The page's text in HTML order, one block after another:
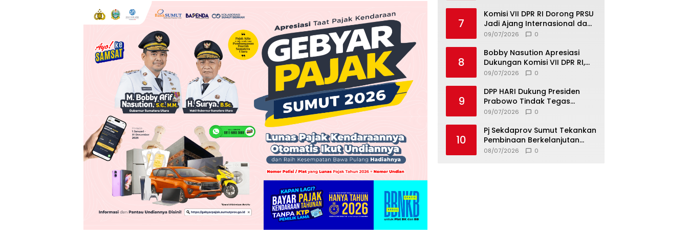
7
Komisi VII DPR RI Dorong PRSU
Jadi Ajang Internasional dan
Pusat Investasi Sumut
09/07/2026 0
8
Bobby Nasution Apresiasi
Dukungan Komisi VII DPR RI,
Dorong PRSU Masuk Kalender
09/07/2026 0
9
DPP HARI Dukung Presiden
Prabowo Tindak Tegas
Pelaku Korupsi Tanpa Tebang
09/07/2026 0
10
Pj Sekdaprov Sumut Tekankan
Pembinaan Berkelanjutan
untuk Lahirkan Generasi
08/07/2026 0